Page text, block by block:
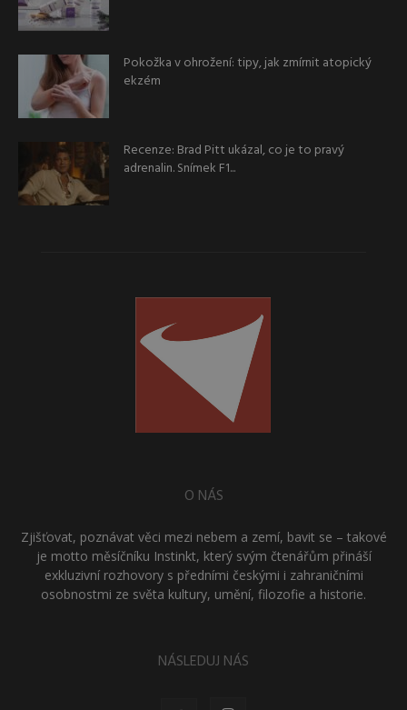
Pokožka v ohrožení: tipy, jak zmírnit atopický
ekzém
Recenze: Brad Pitt ukázal, co je to pravý
adrenalin. Snímek F1...
O NÁS
Zjišťovat, poznávat věci mezi nebem a zemí, bavit se – takové
je motto měsíčníku Instinkt, který svým čtenářům přináší
exkluzivní rozhovory s předními českými i zahraničními
osobnostmi ze světa kultury, umění, filozofie a historie.
NÁSLEDUJ NÁS